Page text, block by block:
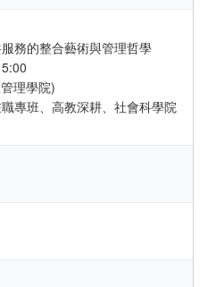
務的整合藝術與管理哲學
理學院)
專班、高教深耕、社會科學院